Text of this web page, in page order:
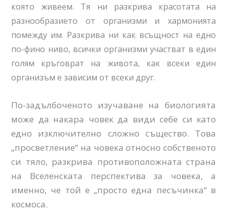
която живеем. Тя ни разкрива красотата на
разнообразието от организми и хармонията
помежду им. Разкрива ни как всъщност на едно
по-фино ниво, всички организми участват в един
голям кръговрат на живота, как всеки един
организъм е зависим от всеки друг.
По-задълбоченото изучаване на биологията
може да накара човек да види себе си като
едно изключително сложно същество. Това
„просветление“ на човека относно собственото
си тяло, разкрива противоположната страна
на Вселенската перспектива за човека, а
именно, че той е „просто една песъчинка“ в
космоса.